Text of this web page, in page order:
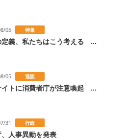
05 特集
定義、私たちはこう考える ...
05 通販
イトに消費者庁が注意喚起 ...
31 行政
人事異動を発表